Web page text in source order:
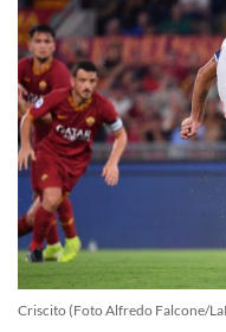
Criscito (Foto Alfredo Falcone/